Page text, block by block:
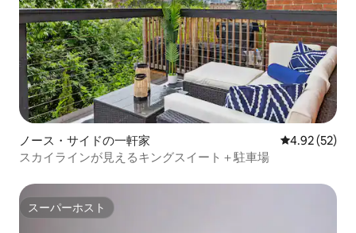
ノース・サイドの一軒家 レビュー52
4.92 (52)
スカイラインが見えるキングスイート＋駐車場
スーパーホスト
スーパーホスト